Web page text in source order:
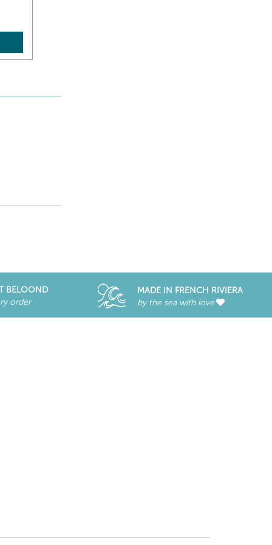
BELOOND
order
MADE IN FRENCH RIVIERA
by the sea with love